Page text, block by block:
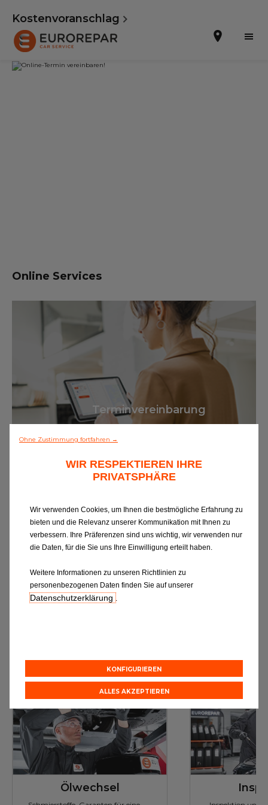
Dem Netz beitreten
Online Services
Terminvereinbarung
Kostenvoranschlag
Online-Kostenvoranschlag & Appointment
Ölwechsel
Ohne Zustimmung fortfahren →
WIR RESPEKTIEREN IHRE
PRIVATSPHÄRE
Wir verwenden Cookies, um Ihnen die bestmögliche Erfahrung zu
bieten und die Relevanz unserer Kommunikation mit Ihnen zu
verbessern. Ihre Präferenzen sind uns wichtig, wir verwenden nur
die Daten, für die Sie uns Ihre Einwilligung erteilt haben.
Weitere Informationen zu unseren Richtlinien zu
personenbezogenen Daten finden Sie auf unserer
Datenschutzerklärung .
KONFIGURIEREN
ALLES AKZEPTIEREN